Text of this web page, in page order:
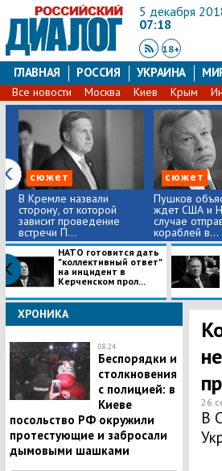
5 декабря
07:18
18+
ГЛАВНАЯ РОССИЯ УКРАИНА
Все новости Москва Киев Крым
сюжет
В Кремле назвали
сторону, от которой
зависит проведение
встречи П...
сюжет
Пушков
ждет США и
случае
кораблей в...
НАТО готовится дать
"коллективный ответ"
на инцидент в
Керченском прол...
ХРОНИКА
08:24
Беспорядки и
столкновения
с полицией: в
Киеве
посольство РФ окружили
протестующие и забросали
дымовыми шашками
26
В